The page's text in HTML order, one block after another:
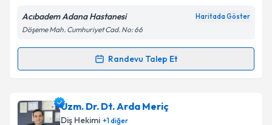
Kişisel verilerimin işlenmesine ilişkin
Acıbadem Adana Hastanesi Haritada Göster
Döşeme Mah. Cumhuriyet Cad. No: 66
Randevu Talep Et
Randevu Takvimi Talebi
Dr. Dt. Gözde Anıl Gürbüziçin randevu takvimi
talebi oluşturun. Size bu uzmandan randevu almanız
Uzm. Dr. Dt. Arda Meriç
Diş Hekimi +1diğer